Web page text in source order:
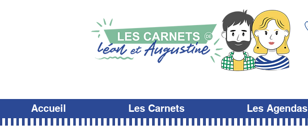
Accueil Les Carnets Les Agendas